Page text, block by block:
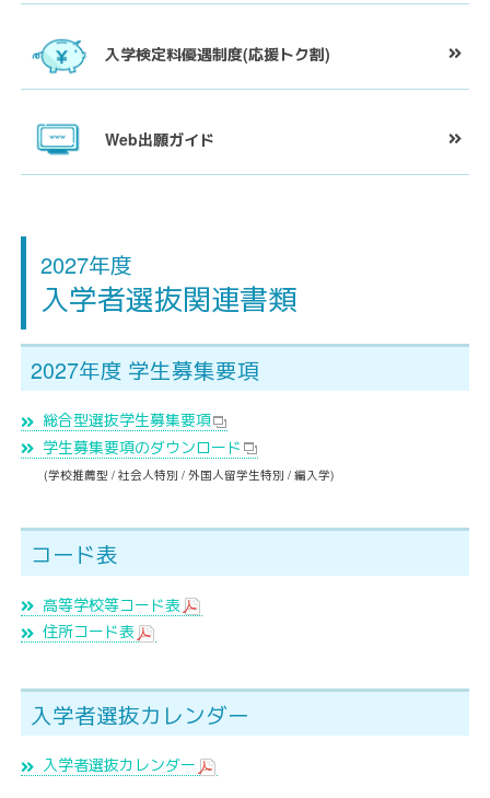
入学検定料優遇制度(応援トク割)
Web出願ガイド
2027年度
入学者選抜関連書類
2027年度 学生募集要項
総合型選抜学生募集要項
学生募集要項のダウンロード
(学校推薦型 / 社会人特別 / 外国人留学生特別 / 編入学)
コード表
高等学校等コード表
住所コード表
入学者選抜カレンダー
入学者選抜カレンダー